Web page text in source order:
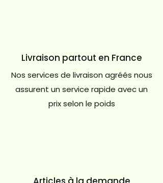
Livraison partout en France
Nos services de livraison agréés nous
assurent un service rapide avec un
prix selon le poids